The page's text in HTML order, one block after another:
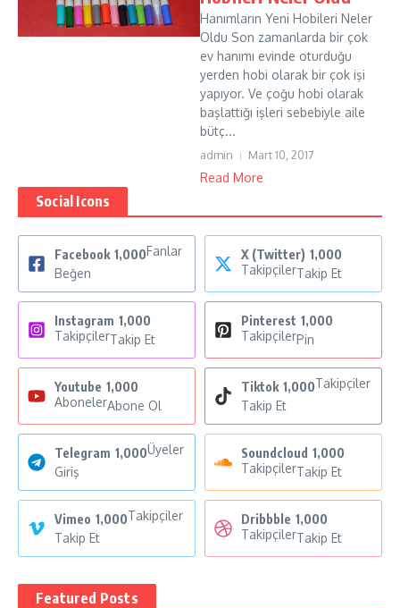
Hanımların Yeni Hobileri Neler
Oldu Son zamanlarda bir çok
ev hanımı evinde oturduğu
yerden hobi olarak bir çok işi
yapıyor. Ve çoğu hobi olarak
başlattığı işleri sebebiyle aile
bütç...
admin Mart 10, 2017
Read More
Social Icons
Facebook 1,000Fanlar
Beğen
X (Twitter) 1,000
TakipçilerTakip Et
Instagram 1,000
TakipçilerTakip Et
Pinterest 1,000
TakipçilerPin
Youtube 1,000
AbonelerAbone Ol
Tiktok 1,000Takipçiler
Takip Et
Telegram 1,000Üyeler
Giriş
Soundcloud 1,000
TakipçilerTakip Et
Vimeo 1,000Takipçiler
Takip Et
Dribbble 1,000
TakipçilerTakip Et
Featured Posts